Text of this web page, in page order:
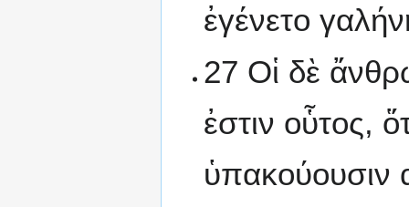
ἐγένετο
27 Οἱ δὲ
ἐστιν οὗτος,
ὑπακούουσιν